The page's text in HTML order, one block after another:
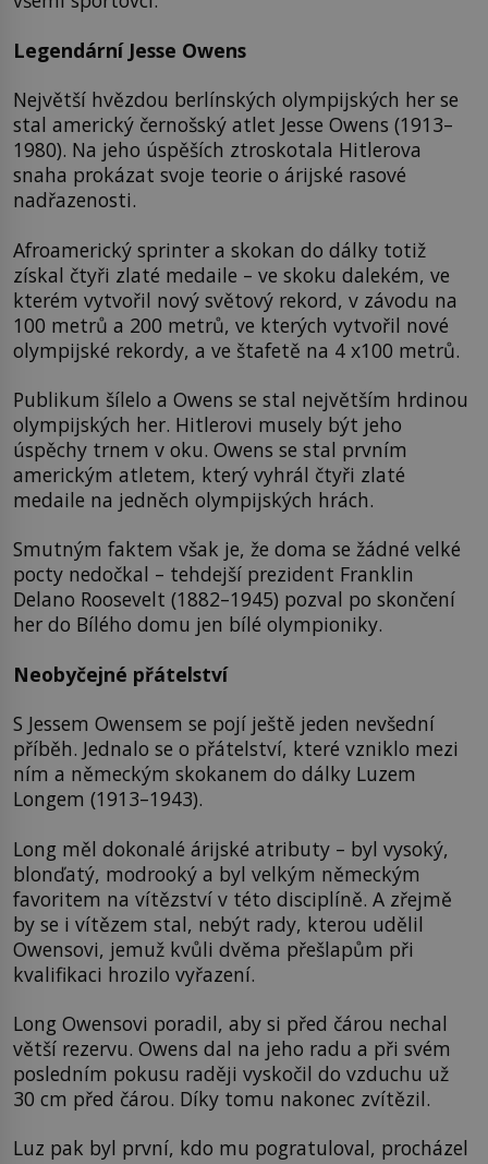
Legendární Jesse Owens
Největší hvězdou berlínských olympijských her se
stal americký černošský atlet Jesse Owens (1913–
1980). Na jeho úspěších ztroskotala Hitlerova
snaha prokázat svoje teorie o árijské rasové
nadřazenosti.
Afroamerický sprinter a skokan do dálky totiž
získal čtyři zlaté medaile – ve skoku dalekém, ve
kterém vytvořil nový světový rekord, v závodu na
100 metrů a 200 metrů, ve kterých vytvořil nové
olympijské rekordy, a ve štafetě na 4 x100 metrů.
Publikum šílelo a Owens se stal největším hrdinou
olympijských her. Hitlerovi musely být jeho
úspěchy trnem v oku. Owens se stal prvním
americkým atletem, který vyhrál čtyři zlaté
medaile na jedněch olympijských hrách.
Smutným faktem však je, že doma se žádné velké
pocty nedočkal – tehdejší prezident Franklin
Delano Roosevelt (1882–1945) pozval po skončení
her do Bílého domu jen bílé olympioniky.
Neobyčejné přátelství
S Jessem Owensem se pojí ještě jeden nevšední
příběh. Jednalo se o přátelství, které vzniklo mezi
ním a německým skokanem do dálky Luzem
Longem (1913–1943).
Long měl dokonalé árijské atributy – byl vysoký,
blonďatý, modrooký a byl velkým německým
favoritem na vítězství v této disciplíně. A zřejmě
by se i vítězem stal, nebýt rady, kterou udělil
Owensovi, jemuž kvůli dvěma přešlapům při
kvalifikaci hrozilo vyřazení.
Long Owensovi poradil, aby si před čárou nechal
větší rezervu. Owens dal na jeho radu a při svém
posledním pokusu raději vyskočil do vzduchu už
30 cm před čárou. Díky tomu nakonec zvítězil.
Luz pak byl první, kdo mu pogratuloval, procházel